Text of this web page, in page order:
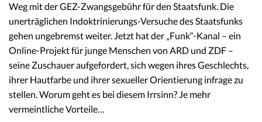
Weg mit der GEZ-Zwangsgebühr für den Staatsfunk. Die
unerträglichen Indoktrinierungs-Versuche des Staatsfunks
gehen ungebremst weiter. Jetzt hat der „Funk“-Kanal – ein
Online-Projekt für junge Menschen von ARD und ZDF –
seine Zuschauer aufgefordert, sich wegen ihres Geschlechts,
ihrer Hautfarbe und ihrer sexueller Orientierung infrage zu
stellen. Worum geht es bei diesem Irrsinn? Je mehr
vermeintliche Vorteile…